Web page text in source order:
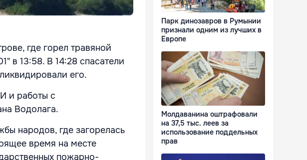
где горел травяной
в 13:58. В 14:28 спасатели
его.
и работы с
Водолага.
народов, где загорелась
время на месте
пожарно-
Парк динозавров в Румынии
признали одним из лучших в
Европе
Молдаванина оштрафовали
на 37,5 тыс. леев за
использование поддельных
прав